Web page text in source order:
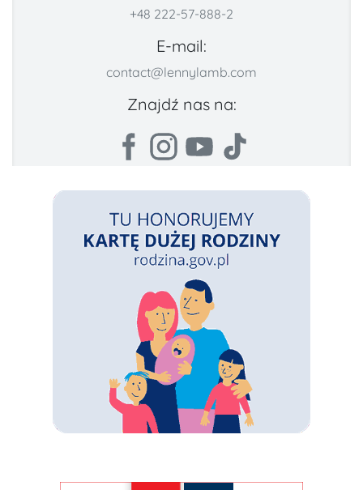
+48 222-57-888-2
E-mail:
contact@lennylamb.com
Znajdź nas na: